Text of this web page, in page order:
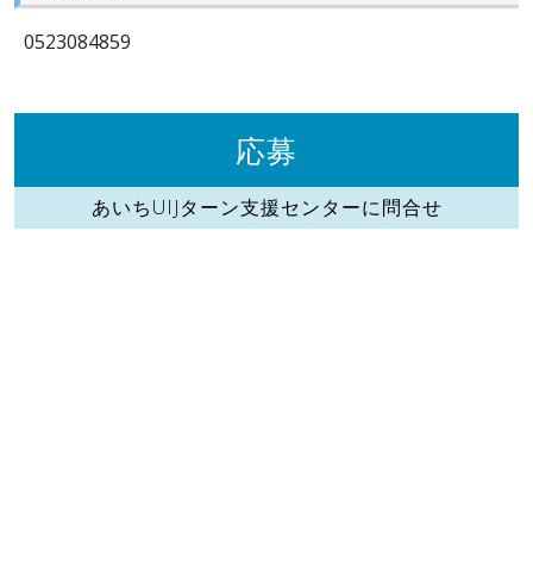
0523084859
応募
あいちUIJターン支援センターに問合せ